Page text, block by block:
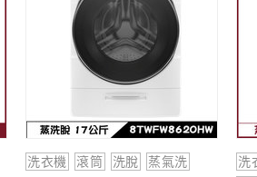
洗衣機 滾筒 洗脫
蒸氣洗
洗